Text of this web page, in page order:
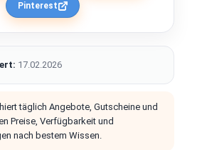
Pinterest
17.02.2026
täglich Angebote, Gutscheine und
Preise, Verfügbarkeit und
nach bestem Wissen.